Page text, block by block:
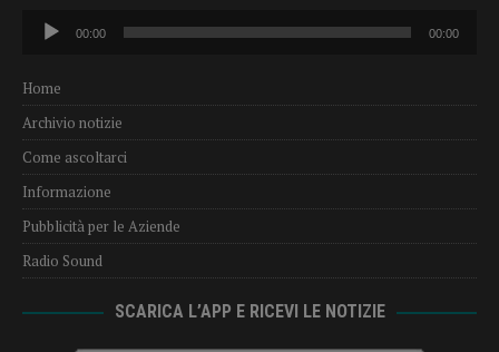
Audio
Player
00:00 00:00
Home
Archivio notizie
Come ascoltarci
Informazione
Pubblicità per le Aziende
Radio Sound
SCARICA L’APP E RICEVI LE NOTIZIE